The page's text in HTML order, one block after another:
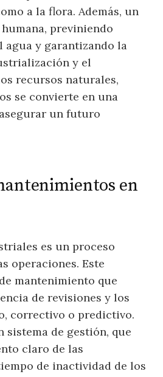
a la flora. Además, un
previniendo
agua y garantizando la
y el
recursos naturales,
se convierte en una
un futuro
en
es un proceso
operaciones. Este
mantenimiento que
de revisiones y los
correctivo o predictivo.
sistema de gestión, que
claro de las
de inactividad de los